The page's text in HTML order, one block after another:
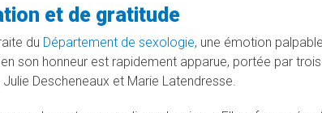
et de gratitude
du Département de sexologie, une émotion
son honneur est rapidement apparue, portée par
Descheneaux et Marie Latendresse.